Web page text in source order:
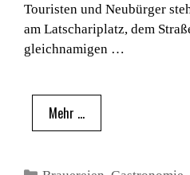
Touristen und Neubürger
am Latschariplatz, dem
gleichnamigen …
Mehr …